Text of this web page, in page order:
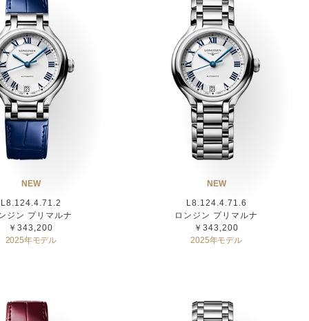
NEW
L8.124.4.71.2
ジン プリマルナ
￥343,200
2025年モデル
NEW
L8.124.4.71.6
ロンジン プリマルナ
￥343,200
2025年モデル